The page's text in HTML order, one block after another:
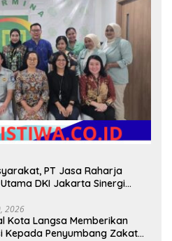
PT Jasa Raharja
DKI Jakarta Sinergi
2026
Kota Langsa Memberikan
Kepada Penyumbang Zakat